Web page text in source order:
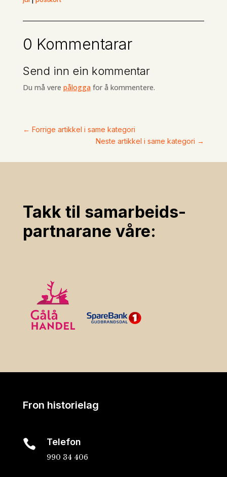
0 Kommentarar
Send inn ein kommentar
Du må vere påloggafor å kommentere.
← Forrige artikkel i same kategori
Neste artikkel i same kategori →
Takk til samarbeids­
partnarane våre:
Fron historielag
 Telefon
990 34 406